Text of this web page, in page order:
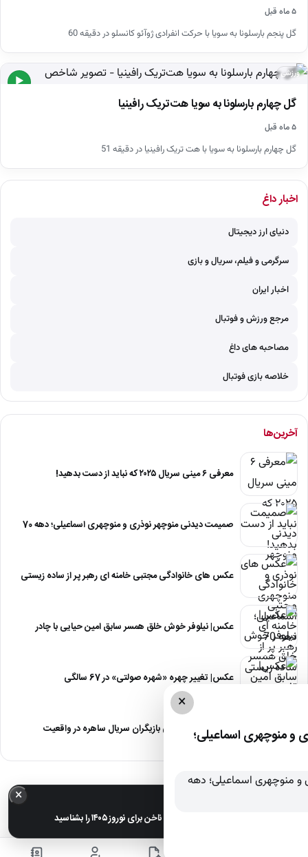
۵ ماه قبل
گل پنجم بارسلونا به سویا با حرکت انفرادی ژوآئو کانسلو در دقیقه 60
▶
ورزشی
گل چهارم بارسلونا به سویا هت‌تریک رافینیا
۵ ماه قبل
گل چهارم بارسلونا به سویا با هت تریک رافینیا در دقیقه 51
اخبار داغ
دنیای ارز دیجیتال
سرگرمی و فیلم، سریال و بازی
اخبار ایران
مرجع ورزش و فوتبال
مصاحبه های داغ
خلاصه بازی فوتبال
آخرین‌ها
معرفی ۶ مینی سریال ۲۰۲۵ که نباید از دست بدهید!
صمیمت دیدنی منوچهر نوذری و منوچهری اسماعیلی؛ دهه 70
عکس های خانوادگی مجتبی خامنه ای رهبر پر از ساده زیستی
عکس| نیلوفر خوش خلق همسر سابق امین حیایی با چادر
عکس| تغییر چهره «شهره صولتی» در 67 سالگی
عکس| آلبوم عروسی بازیگران سریال ساهره در واقعیت
×
منوچهری اسماعیلی؛
×
عکس| ترندترین طرح‌های ناخن برای نوروز ۱۴۰۵ را بشناسید